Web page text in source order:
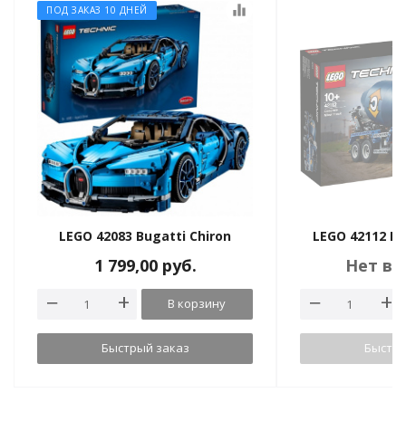
ПОД ЗАКАЗ 10 ДНЕЙ equalizer
LEGO 42083 Bugatti Chiron
1 799,00 руб.
В корзину
Быстрый заказ
LEGO 42112
Нет в